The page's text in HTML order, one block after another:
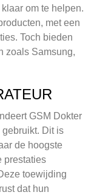
om te helpen.
met een
Toch bieden
zoals Samsung,
GSM Dokter
Dit is
de hoogste
prestaties
toewijding
dat hun